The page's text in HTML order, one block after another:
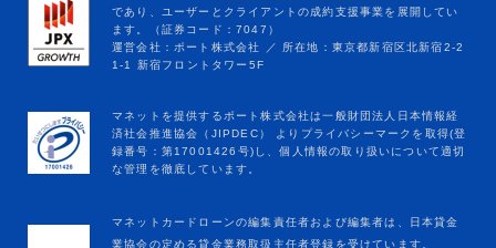
マネットカードローンの編集責任者および編集者は、日本貸金
業協会の定める貸金業務取扱主任者登録を受けています。